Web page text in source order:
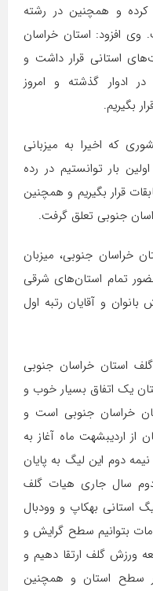
و همچنین در رشته
وی افزود: استان خراسان
گذشته در جایگاه ۱۷ هیات‌های استانی قرار داشت و
ادوار گذشته و امروز
که اخیرا به میزبانی
بار توانستیم در رده
قرار بگیریم و همچنین
جنوبی تعلق گرفت.
خراسان جنوبی، میزبان
تمام استان‌های شرقی
و آقایان رتبه اول
استان خراسان جنوبی
یک اتفاق بسیار خوب و
خراسان جنوبی است و
استان از اردیبشهت ماه آغاز به
دوم این لیگ به پایان
سال جاری هیات گلف
استانی بهکاپ و وودبال
بتوانیم سطح گرایش و
ورزش گلف ارتقا دهیم و
سطح استان و همچنین